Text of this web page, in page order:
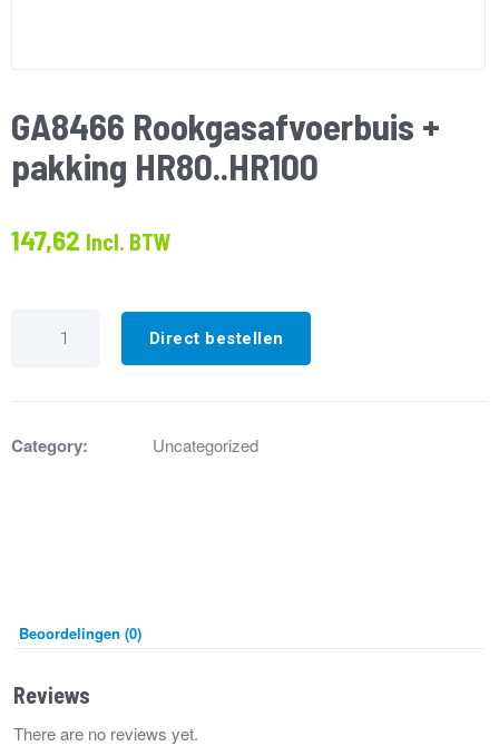
GA8466 Rookgasafvoerbuis +
pakking HR80..HR100
147,62 Incl. BTW
RookgasafvoerbuisDirect bestellen
Category: Uncategorized
Beoordelingen (0)
Reviews
There are no reviews yet.